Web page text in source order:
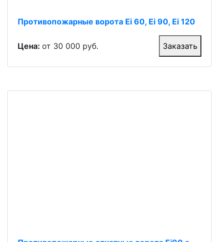
Противопожарные ворота Ei 60, Ei 90, Ei 120
Цена: от 30 000 руб. Заказать